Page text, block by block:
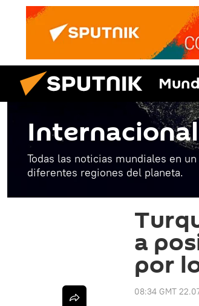
Internacional
Todas las noticias mundiales en
diferentes regiones del planeta.
a
por
08:34 GMT